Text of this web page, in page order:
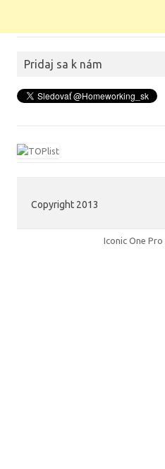
Pridaj sa k nám
Copyright 2013
Iconic One Pro